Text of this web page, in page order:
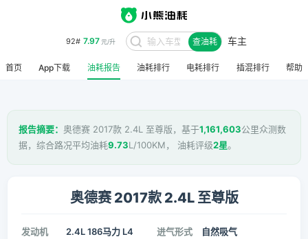
92# 7.97元/升 查油耗 车主
首页 App下载 油耗报告 油耗排行 电耗排行 插混排行 帮助
报告摘要： 奥德赛 2017款 2.4L 至尊版，基于1,161,603公里众测数
据，综合路况平均油耗9.73L/100KM， 油耗评级2星。
奥德赛 2017款 2.4L 至尊版
发动机 2.4L 186马力 L4 进气形式 自然吸气